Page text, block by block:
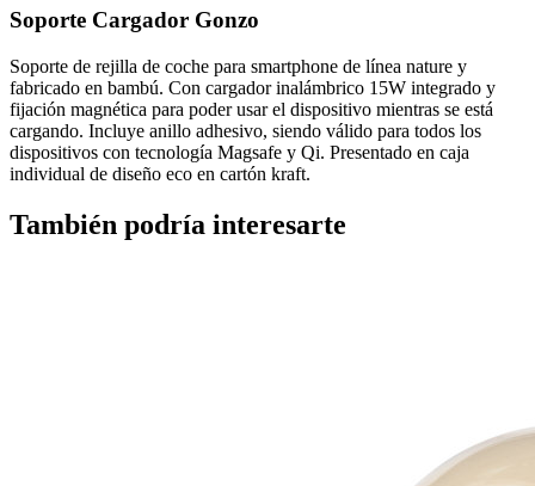
Soporte Cargador Gonzo
Soporte de rejilla de coche para smartphone de línea nature y
fabricado en bambú. Con cargador inalámbrico 15W integrado y
fijación magnética para poder usar el dispositivo mientras se está
cargando. Incluye anillo adhesivo, siendo válido para todos los
dispositivos con tecnología Magsafe y Qi. Presentado en caja
individual de diseño eco en cartón kraft.
También podría interesarte